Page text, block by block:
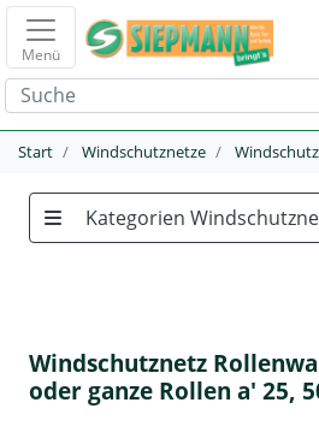
Menü
Start Windschutznetze
Kategorien
Windschutznetz
oder ganze Rollen a' 25,